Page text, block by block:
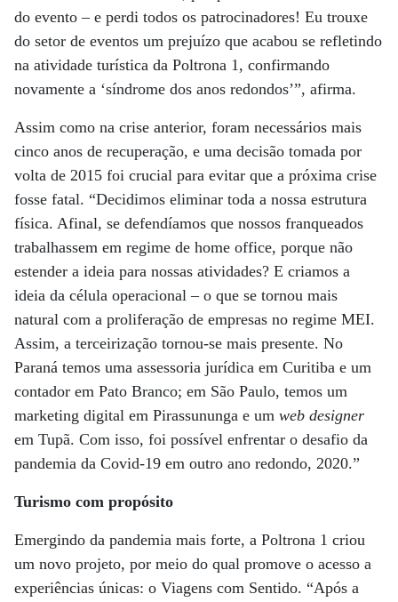
do evento – e perdi todos os patrocinadores! Eu trouxe
do setor de eventos um prejuízo que acabou se refletindo
na atividade turística da Poltrona 1, confirmando
novamente a ‘síndrome dos anos redondos’”, afirma.
Assim como na crise anterior, foram necessários mais
cinco anos de recuperação, e uma decisão tomada por
volta de 2015 foi crucial para evitar que a próxima crise
fosse fatal. “Decidimos eliminar toda a nossa estrutura
física. Afinal, se defendíamos que nossos franqueados
trabalhassem em regime de home office, porque não
estender a ideia para nossas atividades? E criamos a
ideia da célula operacional – o que se tornou mais
natural com a proliferação de empresas no regime MEI.
Assim, a terceirização tornou-se mais presente. No
Paraná temos uma assessoria jurídica em Curitiba e um
contador em Pato Branco; em São Paulo, temos um
marketing digital em Pirassununga e um web designer
em Tupã. Com isso, foi possível enfrentar o desafio da
pandemia da Covid-19 em outro ano redondo, 2020.”
Turismo com propósito
Emergindo da pandemia mais forte, a Poltrona 1 criou
um novo projeto, por meio do qual promove o acesso a
experiências únicas: o Viagens com Sentido. “Após a